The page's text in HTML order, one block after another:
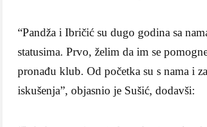
“Pandža i Ibričić su dugo godina sa
statusima. Prvo, želim da im se
pronađu klub. Od početka su s nama i
iskušenja”, objasnio je Sušić, dodavši: